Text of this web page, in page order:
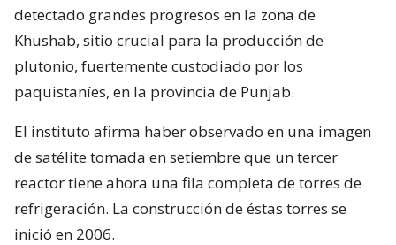
detectado grandes progresos en la zona de
Khushab, sitio crucial para la producción de
plutonio, fuertemente custodiado por los
paquistaníes, en la provincia de Punjab.
El instituto afirma haber observado en una imagen
de satélite tomada en setiembre que un tercer
reactor tiene ahora una fila completa de torres de
refrigeración. La construcción de éstas torres se
inició en 2006.